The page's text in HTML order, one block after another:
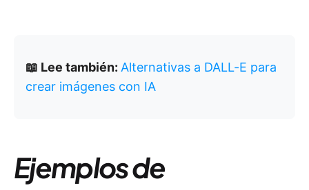
📖 Lee también: Alternativas a DALL-E para
crear imágenes con IA
Ejemplos de